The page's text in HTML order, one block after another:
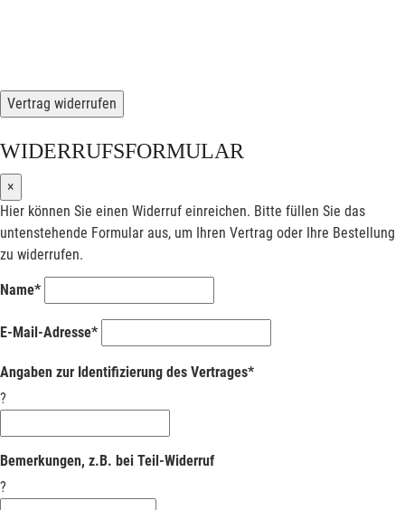
Vertrag widerrufen
WIDERRUFSFORMULAR
×
Hier können Sie einen Widerruf einreichen. Bitte füllen Sie das
untenstehende Formular aus, um Ihren Vertrag oder Ihre Bestellung
zu widerrufen.
Name*
E-Mail-Adresse*
Angaben zur Identifizierung des Vertrages*
?
Bemerkungen, z.B. bei Teil-Widerruf
?